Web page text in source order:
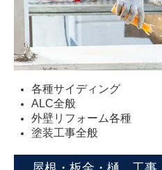
各種サイディング
ALC全般
外壁リフォーム各種
塗装工事全般